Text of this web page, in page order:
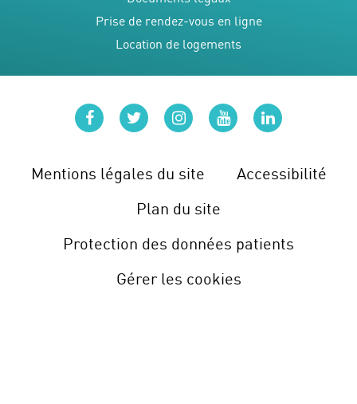
Prise de rendez-vous en ligne
Location de logements
Mentions légales du site
Accessibilité
Plan du site
Protection des données patients
Gérer les cookies
facebooktwitterinstagram
youtubelinkedin